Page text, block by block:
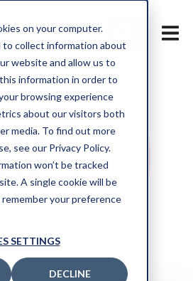
on your computer.
to collect information about
website and allow us to
information in order to
browsing experience
about our visitors both
media. To find out more
see our Privacy Policy.
won’t be tracked
A single cookie will be
your preference
SETTINGS
DECLINE
sajt för